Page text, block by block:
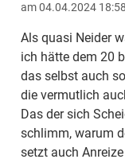
am 04.04.2024
Als quasi Neider
ich hätte dem 20
das selbst auch
die vermutlich
Das der sich
schlimm, warum
setzt auch